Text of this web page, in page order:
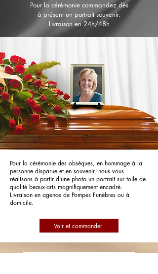
Pour la cérémonie commandez dès
à présent un portrait souvenir.
Livraison en 24h/48h
Pour la cérémonie des obsèques, en hommage à la
personne disparue et en souvenir, nous vous
réalisons à partir d'une photo un portrait sur toile de
qualité beaux-arts magnifiquement encadré.
Livraison en agence de Pompes Funèbres ou à
domicile.
Voir et commander